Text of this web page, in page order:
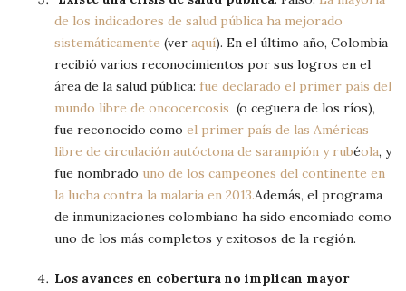
de los indicadores de salud pública ha mejorado
sistemáticamente (ver aquí). En el último año, Colombia
recibió varios reconocimientos por sus logros en el
área de la salud pública: fue declarado el primer país del
mundo libre de oncocercosis (o ceguera de los ríos),
fue reconocido como el primer país de las Américas
libre de circulación autóctona de sarampión y rubéola, y
fue nombrado uno de los campeones del continente en
la lucha contra la malaria en 2013.Además, el programa
de inmunizaciones colombiano ha sido encomiado como
uno de los más completos y exitosos de la región.
Los avances en cobertura no implican mayor